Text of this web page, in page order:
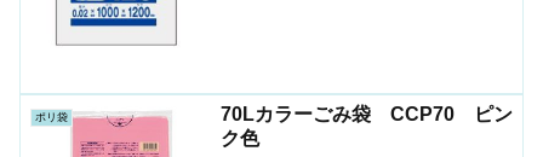
ポリ袋
70Lカラーごみ袋 CCP70 ピン
ク色